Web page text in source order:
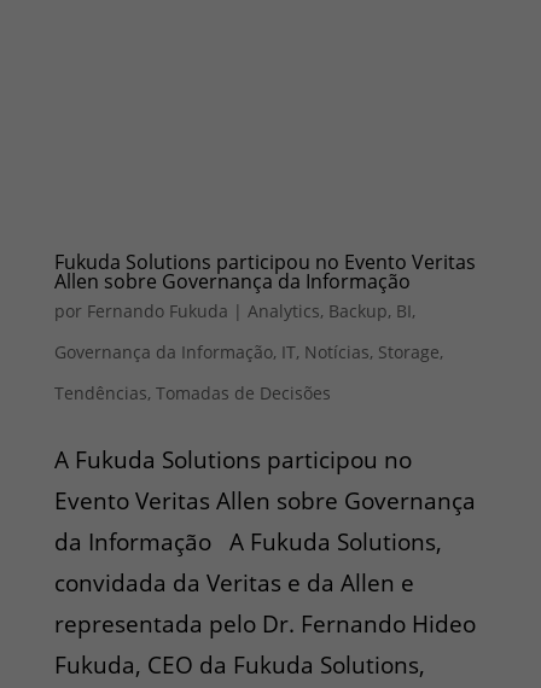
Fukuda Solutions participou no Evento Veritas
Allen sobre Governança da Informação
por Fernando Fukuda | Analytics, Backup, BI,
Governança da Informação, IT, Notícias, Storage,
Tendências, Tomadas de Decisões
A Fukuda Solutions participou no
Evento Veritas Allen sobre Governança
da Informação A Fukuda Solutions,
convidada da Veritas e da Allen e
representada pelo Dr. Fernando Hideo
Fukuda, CEO da Fukuda Solutions,